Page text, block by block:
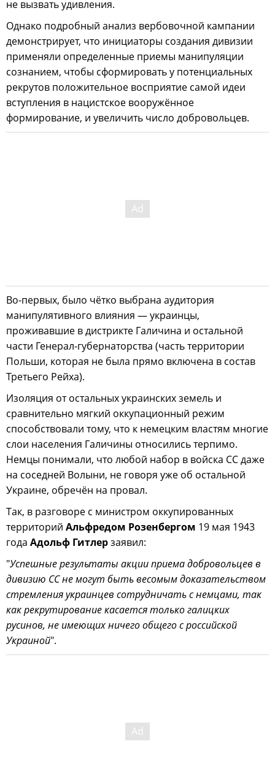
не вызвать удивления.
Однако подробный анализ вербовочной кампании
демонстрирует, что инициаторы создания дивизии
применяли определенные приемы манипуляции
сознанием, чтобы сформировать у потенциальных
рекрутов положительное восприятие самой идеи
вступления в нацистское вооружённое
формирование, и увеличить число добровольцев.
Во-первых, было чётко выбрана аудитория
манипулятивного влияния — украинцы,
проживавшие в дистрикте Галичина и остальной
части Генерал-губернаторства (часть территории
Польши, которая не была прямо включена в состав
Третьего Рейха).
Изоляция от остальных украинских земель и
сравнительно мягкий оккупационный режим
способствовали тому, что к немецким властям многие
слои населения Галичины относились терпимо.
Немцы понимали, что любой набор в войска СС даже
на соседней Волыни, не говоря уже об остальной
Украине, обречён на провал.
Так, в разговоре с министром оккупированных
территорий Альфредом Розенбергом 19 мая 1943
года Адольф Гитлерзаявил:
"Успешные результаты акции приема добровольцев в
дивизию СС не могут быть весомым доказательством
стремления украинцев сотрудничать с немцами, так
как рекрутирование касается только галицких
русинов, не имеющих ничего общего с российской
Украиной".